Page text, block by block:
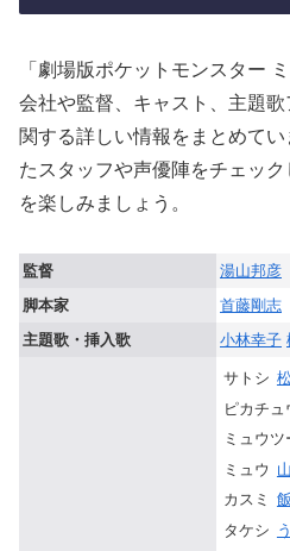
「劇場版ポケットモンスター
会社や監督、キャスト、主題
関する詳しい情報をまとめて
たスタッフや声優陣をチェッ
を楽しみましょう。
監督
湯山邦彦
脚本家
首藤剛志
主題歌・挿入歌
小林幸子
サトシ
ピカチュ
ミュウツ
ミュウ
カスミ
タケシ